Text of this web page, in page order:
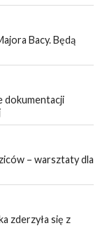
Bacy. Będą
dokumentacji
– warsztaty dla
zderzyła się z